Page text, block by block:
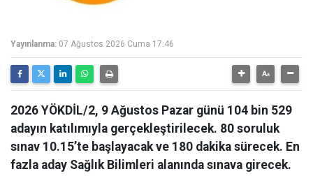
Yayınlanma: 07 Ağustos 2026 Cuma 17:46
2026 YÖKDİL/2, 9 Ağustos Pazar günü 104 bin 529
adayın katılımıyla gerçekleştirilecek. 80 soruluk
sınav 10.15’te başlayacak ve 180 dakika sürecek. En
fazla aday Sağlık Bilimleri alanında sınava girecek.